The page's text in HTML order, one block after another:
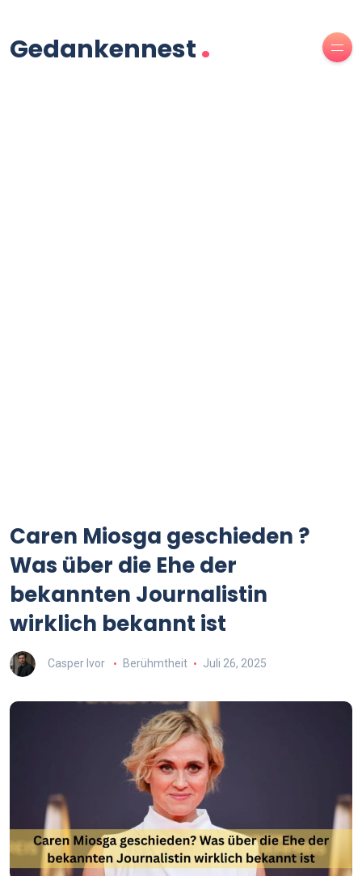
Gedankennest.
Caren Miosga geschieden ?
Was über die Ehe der
bekannten Journalistin
wirklich bekannt ist
Casper Ivor Berühmtheit Juli 26, 2025